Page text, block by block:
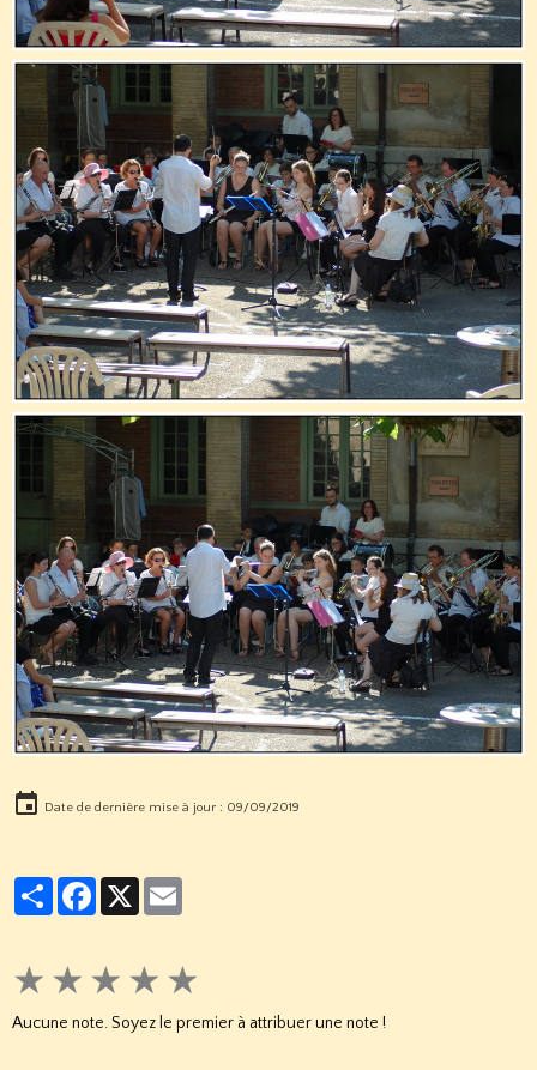
Date de dernière mise à jour : 09/09/2019
PartagerFacebook
X
★ ★ ★ ★ ★
Aucune note. Soyez le premier à attribuer une note !